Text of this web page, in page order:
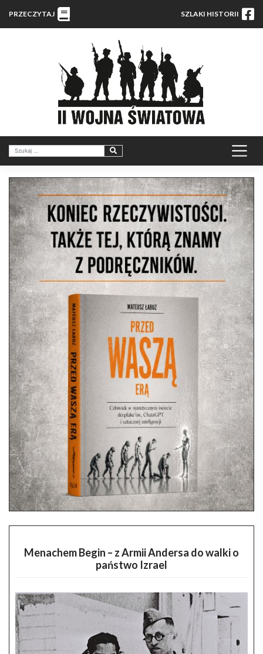
PRZECZYTAJ SZLAKI HISTORII
Menachem Begin – z Armii Andersa do walki o
państwo Izrael